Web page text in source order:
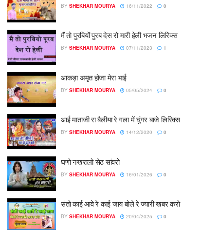
BY SHEKHAR MOURYA 16/11/2022 0
मैं तो पुरबियों पुरब देस रो मारी हेली भजन लिरिक्स
BY SHEKHAR MOURYA 07/11/2023 1
आकड़ा अमृत होजा मेरा भाई
BY SHEKHAR MOURYA 05/05/2024 0
आई माताजी रा बैलीया रे गला में घुंगर बाजे लिरिक्स
BY SHEKHAR MOURYA 14/12/2020 0
घणो नखरालो सेठ सांवरो
BY SHEKHAR MOURYA 16/01/2026 0
संतो काई आवे रे काई जाय बोले रे ज्यारी खबर करो
BY SHEKHAR MOURYA 20/04/2025 0